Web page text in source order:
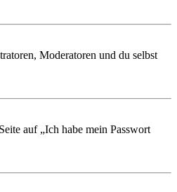
Moderatoren und du selbst
auf „Ich habe mein Passwort